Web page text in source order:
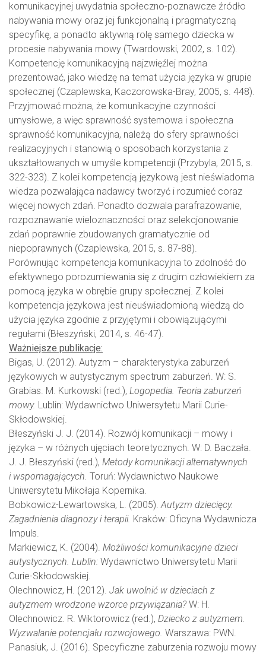
komunikacyjnej uwydatnia społeczno-poznawcze źródło
nabywania mowy oraz jej funkcjonalną i pragmatyczną
specyfikę, a ponadto aktywną rolę samego dziecka w
procesie nabywania mowy (Twardowski, 2002, s. 102).
Kompetencję komunikacyjną najzwięźlej można
prezentować, jako wiedzę na temat użycia języka w grupie
społecznej (Czaplewska, Kaczorowska-Bray, 2005, s. 448).
Przyjmować można, że komunikacyjne czynności
umysłowe, a więc sprawność systemowa i społeczna
sprawność komunikacyjna, należą do sfery sprawności
realizacyjnych i stanowią o sposobach korzystania z
ukształtowanych w umyśle kompetencji (Przybyla, 2015, s.
322-323). Z kolei kompetencją językową jest nieświadoma
wiedza pozwalająca nadawcy tworzyć i rozumieć coraz
więcej nowych zdań. Ponadto dozwala parafrazowanie,
rozpoznawanie wieloznaczności oraz selekcjonowanie
zdań poprawnie zbudowanych gramatycznie od
niepoprawnych (Czaplewska, 2015, s. 87-88).
Porównując kompetencja komunikacyjna to zdolność do
efektywnego porozumiewania się z drugim człowiekiem za
pomocą języka w obrębie grupy społecznej. Z kolei
kompetencja językowa jest nieuświadomioną wiedzą do
użycia języka zgodnie z przyjętymi i obowiązującymi
regułami (Błeszyński, 2014, s. 46-47).
Ważniejsze publikacje:
Bigas, U. (2012). Autyzm – charakterystyka zaburzeń
językowych w autystycznym spectrum zaburzeń. W: S.
Grabias. M. Kurkowski (red.), Logopedia. Teoria zaburzeń
mowy. Lublin: Wydawnictwo Uniwersytetu Marii Curie-
Skłodowskiej.
Błeszyński J. J. (2014). Rozwój komunikacji – mowy i
języka – w różnych ujęciach teoretycznych. W: D. Baczała.
J. J. Błeszyński (red.), Metody komunikacji alternatywnych
i wspomagających. Toruń: Wydawnictwo Naukowe
Uniwersytetu Mikołaja Kopernika.
Bobkowicz-Lewartowska, L. (2005).Autyzm dziecięcy.
Zagadnienia diagnozy i terapii. Kraków: Oficyna Wydawnicza
Impuls.
Markiewicz, K. (2004). Możliwości komunikacyjne dzieci
autystycznych. Lublin: Wydawnictwo Uniwersytetu Marii
Curie-Skłodowskiej.
Olechnowicz, H. (2012). Jak uwolnić w dzieciach z
autyzmem wrodzone wzorce przywiązania? W: H.
Olechnowicz. R. Wiktorowicz (red.), Dziecko z autyzmem.
Wyzwalanie potencjału rozwojowego. Warszawa: PWN.
Panasiuk, J. (2016). Specyficzne zaburzenia rozwoju mowy